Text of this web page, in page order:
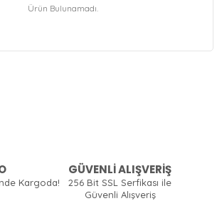
Ürün Bulunamadı.
Kargoda!
GÜVENLİ ALIŞVERİŞ
256 Bit SSL Serfikası ile
Güvenli Alışveriş